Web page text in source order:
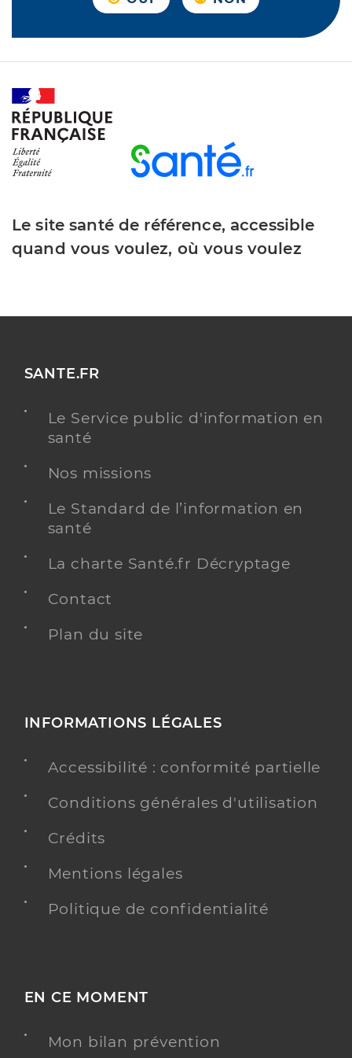
Le site santé de référence, accessible
quand vous voulez, où vous voulez
SANTE.FR
Le Service public d'information en
santé
Nos missions
Le Standard de l’information en
santé
La charte Santé.fr Décryptage
Contact
Plan du site
INFORMATIONS LÉGALES
Accessibilité : conformité partielle
Conditions générales d'utilisation
Crédits
Mentions légales
Politique de confidentialité
EN CE MOMENT
Mon bilan prévention